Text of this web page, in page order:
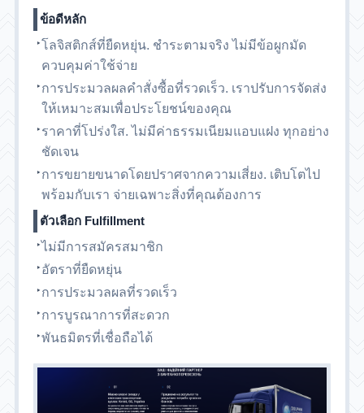
ข้อดีหลัก
โลจิสติกส์ที่ยืดหยุ่น. ชำระตามจริง ไม่มีข้อผูกมัด
ควบคุมค่าใช้จ่าย
การประมวลผลคำสั่งซื้อที่รวดเร็ว. เราปรับการจัดส่ง
ให้เหมาะสมเพื่อประโยชน์ของคุณ
ราคาที่โปร่งใส. ไม่มีค่าธรรมเนียมแอบแฝง ทุกอย่าง
ชัดเจน
การขยายขนาดโดยปราศจากความเสี่ยง. เติบโตไป
พร้อมกับเรา จ่ายเฉพาะสิ่งที่คุณต้องการ
ตัวเลือก Fulfillment
ไม่มีการสมัครสมาชิก
อัตราที่ยืดหยุ่น
การประมวลผลที่รวดเร็ว
การบูรณาการที่สะดวก
พันธมิตรที่เชื่อถือได้